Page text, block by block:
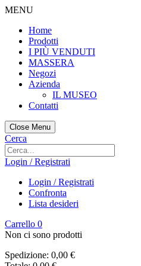
MENU
Home
Prodotti
I PIÙ VENDUTI
MASSERA
Negozi
Azienda
IL MUSEO
Contatti
Close Menu
Cerca
Login / Registrati
Login / Registrati
Confronta
Lista desideri
Carrello 0
Non ci sono prodotti
Spedizione: 0,00 €